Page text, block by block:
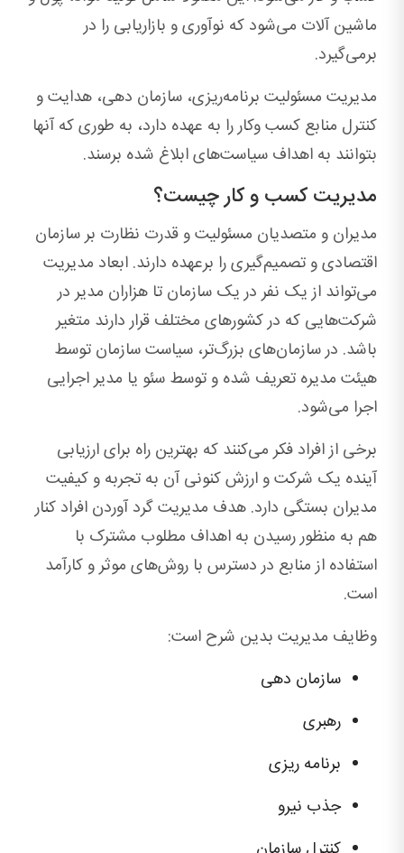
ماشین آلات می‌شود که نوآوری و بازاریابی را در
برمی‌گیرد.
مدیریت مسئولیت برنامه‌ریزی، سازمان دهی، هدایت و
کنترل منابع کسب وکار را به عهده دارد، به طوری که آنها
بتوانند به اهداف سیاست‌های ابلاغ شده برسند.
مدیریت کسب و کار چیست؟
مدیران و متصدیان مسئولیت و قدرت نظارت بر سازمان
اقتصادی و تصمیم‌گیری را برعهده دارند. ابعاد مدیریت
می‌تواند از یک نفر در یک سازمان تا هزاران مدیر در
شرکت‌هایی که در کشورهای مختلف قرار دارند متغیر
باشد. در سازمان‌های بزرگ‌تر، سیاست سازمان توسط
هیئت مدیره تعریف شده و توسط سئو یا مدیر اجرایی
اجرا می‌شود.
برخی از افراد فکر می‌کنند که بهترین راه برای ارزیابی
آینده یک شرکت و ارزش کنونی آن به تجربه و کیفیت
مدیران بستگی دارد. هدف مدیریت گرد آوردن افراد کنار
هم به منظور رسیدن به اهداف مطلوب مشترک با
استفاده از منابع در دسترس با روش‌های موثر و کارآمد
است.
وظایف مدیریت بدین شرح است:
سازمان دهی
رهبری
برنامه ریزی
جذب نیرو